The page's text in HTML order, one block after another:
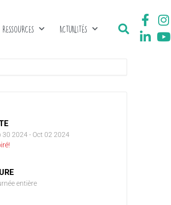
ACTUALITÉS
30 2024- Oct 02 2024
entière